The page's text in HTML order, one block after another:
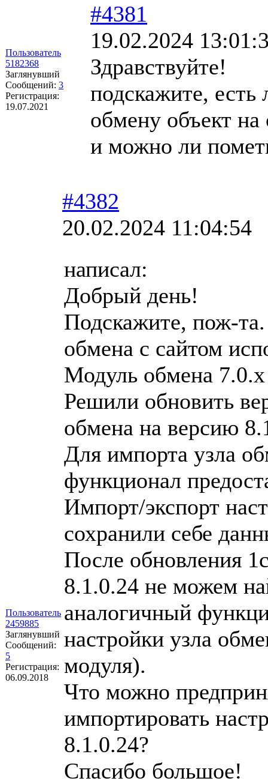
Пользователь
5182368
Заглянувший
Сообщений: 3
Регистрация:
19.07.2021
#4381
19.02.2024
Здравствуйте!
подскажите, есть
обмену объект на
и можно ли
Пользователь
2459885
Заглянувший
Сообщений:
5
Регистрация:
06.09.2018
#4382
20.02.2024 11:04:54
написал:
Добрый день!
Подскажите, пож-
обмена с сайтом
Модуль обмена 7.0.х
Решили обновить
обмена на версию
Для импорта узла
функционал
Импорт/экспорт
сохранили себе
После обновления
8.1.0.24 не можем
аналогичный
настройки узла
модуля).
Что можно
импортировать
8.1.0.24?
Спасибо большое!